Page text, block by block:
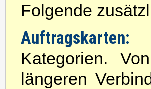
Folgende
Auftragskarten:
Kategorien.
längeren